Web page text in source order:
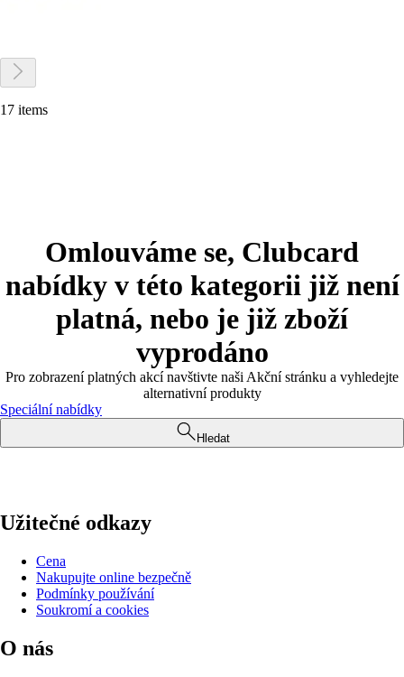
17 items
Omlouváme se, Clubcard
nabídky v této kategorii již není
platná, nebo je již zboží
vyprodáno
Pro zobrazení platných akcí navštivte naši Akční stránku a vyhledejte
alternativní produkty
Speciální nabídky
Hledat
Užitečné odkazy
Cena
Nakupujte online bezpečně
Podmínky používání
Soukromí a cookies
O nás